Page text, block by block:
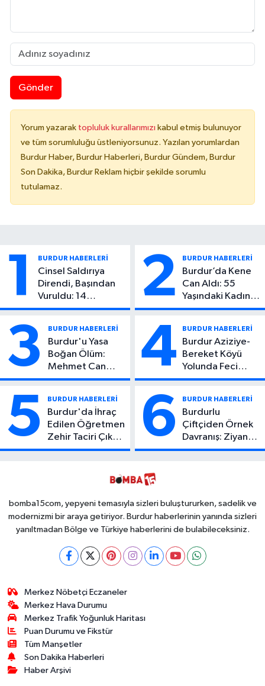
Gönder
Yorum yazarak topluluk kurallarımızı kabul etmiş bulunuyor
ve tüm sorumluluğu üstleniyorsunuz. Yazılan yorumlardan
Burdur Haber, Burdur Haberleri, Burdur Gündem, Burdur
Son Dakika, Burdur Reklam hiçbir şekilde sorumlu
tutulamaz.
1 BURDUR HABERLERİ
Cinsel Saldırıya
Direndi, Başından
Vuruldu: 14
Yaşındaki Çocuktan
2 BURDUR HABERLERİ
Burdur’da Kene
Can Aldı: 55
Yaşındaki Kadın
Hayatını Kaybetti
3 BURDUR HABERLERİ
Burdur'u Yasa
Boğan Ölüm:
Mehmet Can
Atıcı Genç Yaşta
4 BURDUR HABERLERİ
Burdur Aziziye-
Bereket Köyü
Yolunda Feci
Kaza: 1 Ölü, 2
5 BURDUR HABERLERİ
Burdur'da İhraç
Edilen Öğretmen
Zehir Taciri Çıktı:
Binlerce
6 BURDUR HABERLERİ
Burdurlu
Çiftçiden Örnek
Davranış: Ziyan
Olmasın Diye
Toplayabilecek
bomba15com, yepyeni temasıyla sizleri buluştururken, sadelik ve
modernizmi bir araya getiriyor. Burdur haberlerinin yanında sizleri
yanıltmadan Bölge ve Türkiye haberlerini de bulabileceksiniz.
Merkez Nöbetçi Eczaneler
Merkez Hava Durumu
Merkez Trafik Yoğunluk Haritası
Puan Durumu ve Fikstür
Tüm Manşetler
Son Dakika Haberleri
Haber Arşivi